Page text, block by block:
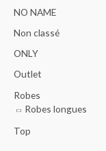
NO NAME
Non classé
ONLY
Outlet
Robes
Robes longues
Top